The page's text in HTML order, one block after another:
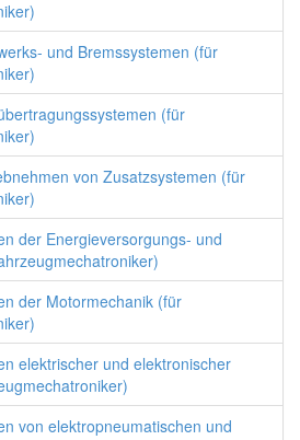
und Bremssystemen (für
(für
von Zusatzsystemen (für
der Energieversorgungs- und
der Motormechanik (für
elektrischer und elektronischer
von elektropneumatischen und